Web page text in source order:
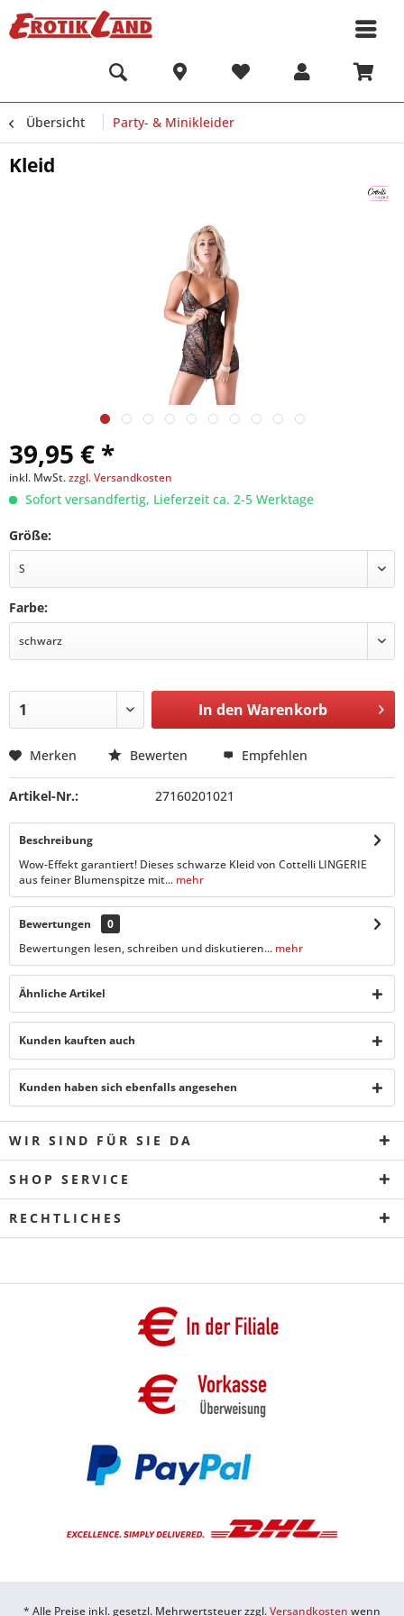
Übersicht Party- & Minikleider
Kleid
39,95 € *
inkl. MwSt.zzgl. Versandkosten
Sofort versandfertig, Lieferzeit ca. 2-5 Werktage
Größe:
Farbe:
In den Warenkorb
Merken Bewerten Empfehlen
Artikel-Nr.: 27160201021
Beschreibung
Wow-Effekt garantiert! Dieses schwarze Kleid von Cottelli LINGERIE
aus feiner Blumenspitze mit... mehr
Bewertungen
0
Bewertungen lesen, schreiben und diskutieren... mehr
Ähnliche Artikel
Kunden kauften auch
Kunden haben sich ebenfalls angesehen
WIR SIND FÜR SIE DA
SHOP SERVICE
RECHTLICHES
* Alle Preise inkl. gesetzl. Mehrwertsteuer zzgl.Versandkosten wenn